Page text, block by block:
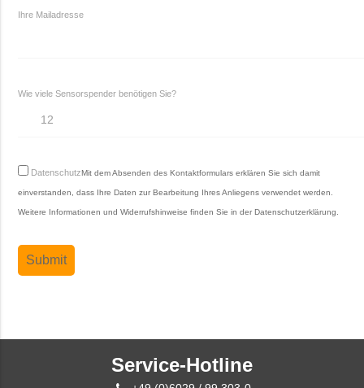
Ihre Mailadresse
Wie viele Sensorspender benötigen Sie?
DatenschutzMit dem Absenden des Kontaktformulars erklären Sie sich damit
einverstanden, dass Ihre Daten zur Bearbeitung Ihres Anliegens verwendet werden.
Weitere Informationen und Widerrufshinweise finden Sie in derDatenschutzerklärung
Service-Hotline